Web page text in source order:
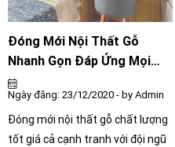
Đóng Mới Nội Thất Gỗ
Nhanh Gọn Đáp Ứng Mọi
Yêu Cầu
Ngày đăng: 23/12/2020 - by Admin
Đóng mới nội thất gỗ chất lượng
tốt giá cả cạnh tranh với đội ngũ